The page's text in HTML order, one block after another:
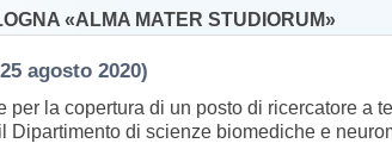
«ALMA MATER STUDIORUM»
agosto 2020)
per la copertura di un posto di ricercatore a
Dipartimento di scienze biomediche e